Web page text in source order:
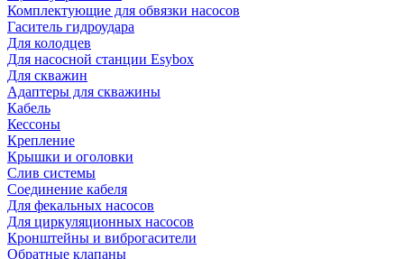
Комплектующие для обвязки насосов
Гаситель гидроудара
Для колодцев
Для насосной станции Esybox
Для скважин
Адаптеры для скважины
Кабель
Кессоны
Крепление
Крышки и оголовки
Слив системы
Соединение кабеля
Для фекальных насосов
Для циркуляционных насосов
Кронштейны и виброгасители
Обратные клапаны